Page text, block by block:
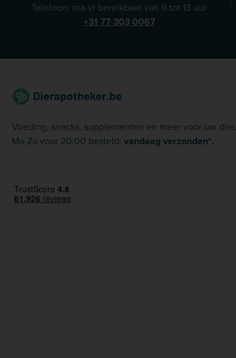
Telefoon: ma-vr bereikbaar van 9 tot 13 uur
+31 77 303 0067
Voeding, snacks, supplementen en meer voor uw dier.
Ma-Za voor 20:00 besteld: vandaag verzonden*.